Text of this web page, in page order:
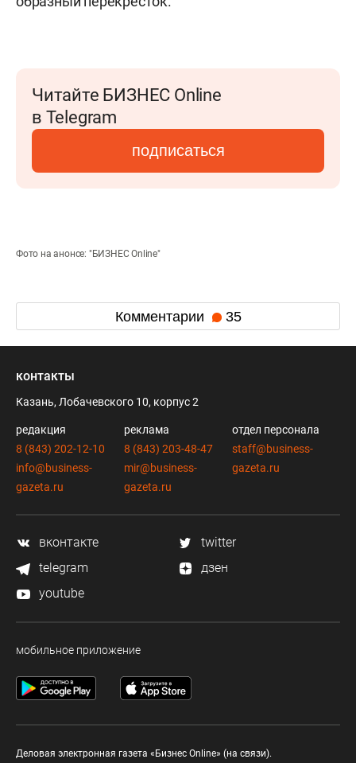
Читайте БИЗНЕС Online
в Telegram
подписаться
Фото на анонсе: "БИЗНЕС Online"
Комментарии 35
контакты
Казань, Лобачевского 10, корпус 2
редакция
8 (843) 202-12-10
info@business-
gazeta.ru
реклама
8 (843) 203-48-47
mir@business-
gazeta.ru
отдел персонала
staff@business-
gazeta.ru
вконтакте
twitter
telegram
дзен
youtube
мобильное приложение
Деловая электронная газета «Бизнес Online» (на связи).